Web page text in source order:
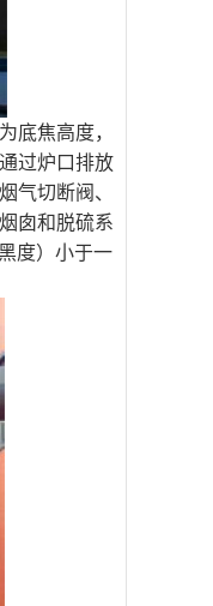
底焦高度，
过炉口排放
气切断阀、
囱和脱硫系
度）小于一